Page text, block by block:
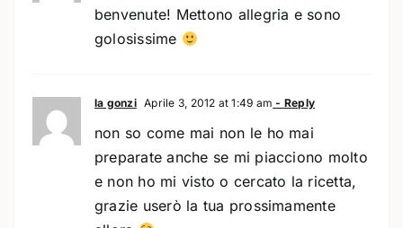
benvenute! Mettono allegria e sono
golosissime
la gonzi Aprile 3, 2012 at 1:49 am - Reply
non so come mai non le ho mai
preparate anche se mi piacciono molto
e non ho mi visto o cercato la ricetta,
grazie userò la tua prossimamente